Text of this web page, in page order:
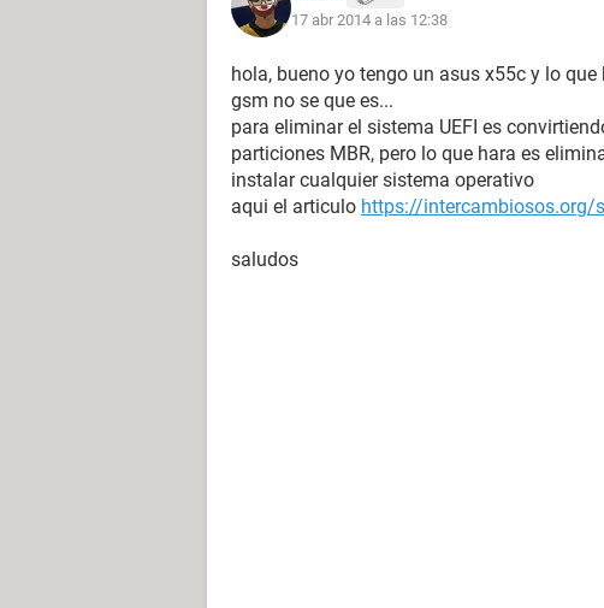
17 abr 2014 a las 12:38
hola, bueno yo tengo un asus x55c y lo
gsm no se que es...
para eliminar el sistema UEFI es
particiones MBR, pero lo que hara es
instalar cualquier sistema operativo
aqui el articulo https://intercambiosos.org/
saludos